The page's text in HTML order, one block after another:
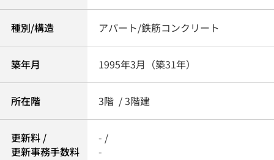
種別/構造 アパート/鉄筋コンクリート
築年月 1995年3月（築31年）
所在階 3階 / 3階建
更新料 /
更新事務手数料
- /
-